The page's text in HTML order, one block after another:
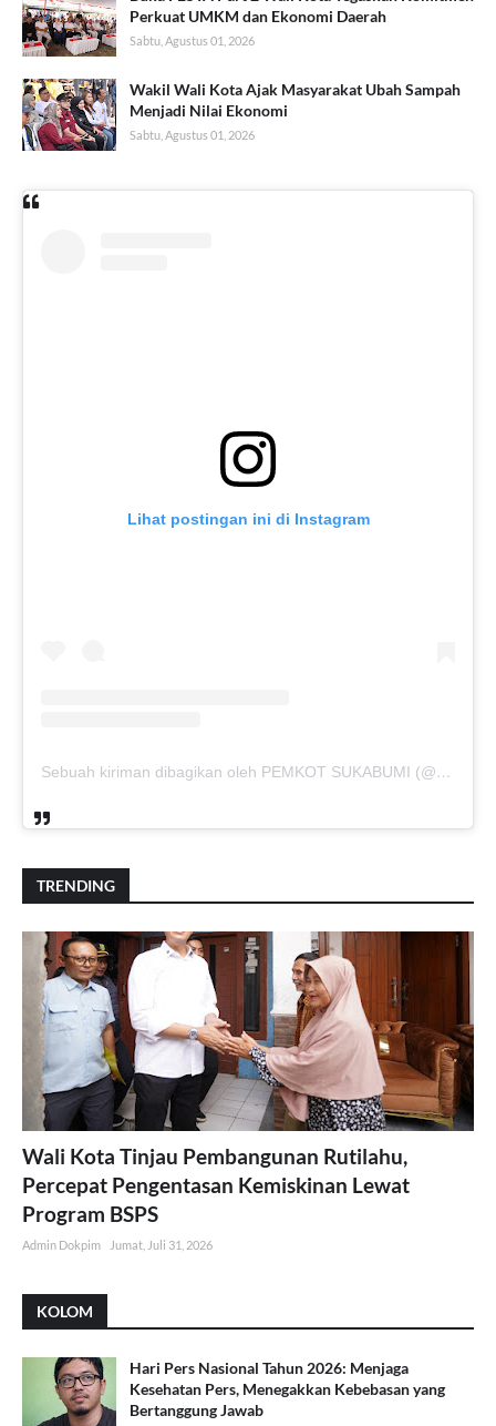
Perkuat UMKM dan Ekonomi Daerah
Sabtu, Agustus 01, 2026
Wakil Wali Kota Ajak Masyarakat Ubah Sampah
Menjadi Nilai Ekonomi
Sabtu, Agustus 01, 2026
Lihat postingan ini di Instagram
Sebuah kiriman dibagikan oleh PEMKOT SUKABUMI (@pemkotsukabumi_)
TRENDING
Wali Kota Tinjau Pembangunan Rutilahu,
Percepat Pengentasan Kemiskinan Lewat
Program BSPS
Admin Dokpim Jumat, Juli 31, 2026
KOLOM
Hari Pers Nasional Tahun 2026: Menjaga
Kesehatan Pers, Menegakkan Kebebasan yang
Bertanggung Jawab